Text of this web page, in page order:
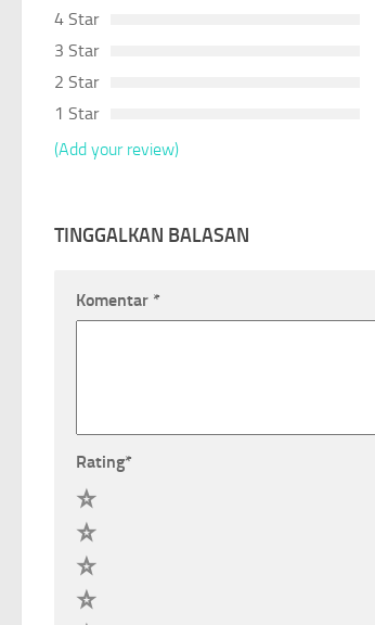
4 Star
3 Star
2 Star
1 Star
(Add your review)
TINGGALKAN BALASAN
Komentar *
Rating*